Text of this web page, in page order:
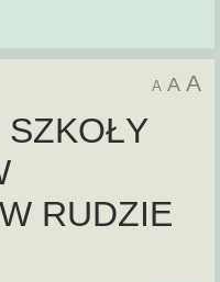
A A A
RUDZIE